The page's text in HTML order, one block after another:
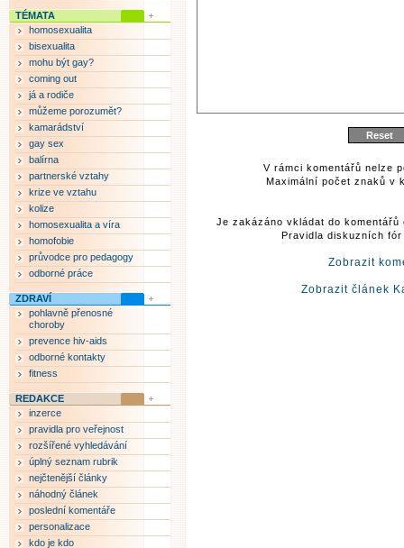
V rámci komentářů nelze
Maximální počet znaků v
Je zakázáno vkládat do
Pravidla diskuzních
Zobrazit
Zobrazit článek
TÉMATA
homosexualita
bisexualita
mohu být gay?
coming out
já a rodiče
můžeme porozumět?
kamarádství
gay sex
balírna
partnerské vztahy
krize ve vztahu
kolize
homosexualita a víra
homofobie
průvodce pro pedagogy
odborné práce
ZDRAVÍ
pohlavně přenosné
choroby
prevence hiv-aids
odborné kontakty
fitness
REDAKCE
inzerce
pravidla pro veřejnost
rozšířené vyhledávání
úplný seznam rubrik
nejčtenější články
náhodný článek
poslední komentáře
personalizace
kdo je kdo